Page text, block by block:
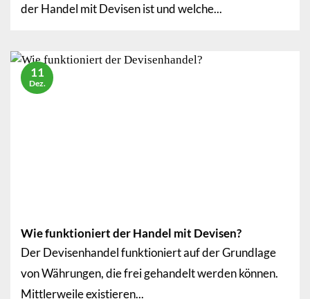
der Handel mit Devisen ist und welche...
Wie funktioniert der Handel mit Devisen?
Der Devisenhandel funktioniert auf der Grundlage
von Währungen, die frei gehandelt werden können.
Mittlerweile existieren...
11
Dez.